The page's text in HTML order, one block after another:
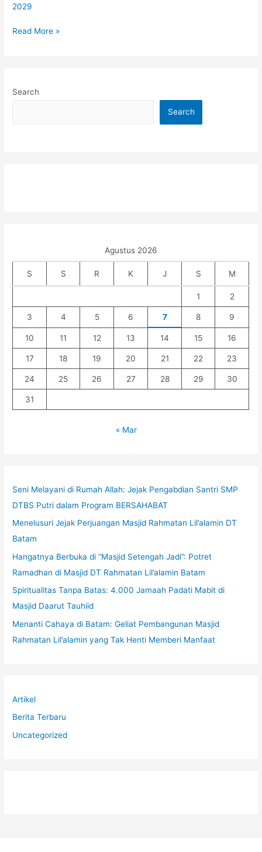
2029
Read More »
Search
Search
Agustus 2026
S S R K J S M
1 2
3 4 5 6 7 8 9
10 11 12 13 14 15 16
17 18 19 20 21 22 23
24 25 26 27 28 29 30
31
« Mar
Seni Melayani di Rumah Allah: Jejak Pengabdian Santri SMP
DTBS Putri dalam Program BERSAHABAT
Menelusuri Jejak Perjuangan Masjid Rahmatan Lil’alamin DT
Batam
Hangatnya Berbuka di “Masjid Setengah Jadi”: Potret
Ramadhan di Masjid DT Rahmatan Lil’alamin Batam
Spiritualitas Tanpa Batas: 4.000 Jamaah Padati Mabit di
Masjid Daarut Tauhiid
Menanti Cahaya di Batam: Geliat Pembangunan Masjid
Rahmatan Lil’alamin yang Tak Henti Memberi Manfaat
Artikel
Berita Terbaru
Uncategorized